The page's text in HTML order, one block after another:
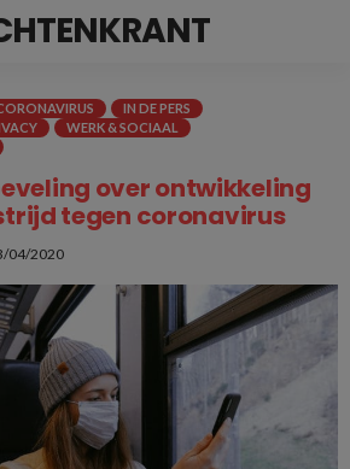
IN DE PERS
WERK & SOCIAAL
over ontwikkeling
tegen coronavirus
04/2020